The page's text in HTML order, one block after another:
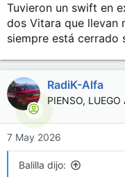
Tuvieron un swift en
dos Vitara que llevan
siempre está cerrado
RadiK-Alfa
PIENSO, LUEGO
7 May 2026
Balilla dijo: